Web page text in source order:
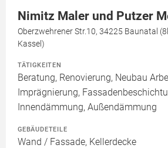
Nimitz Maler und Putzer
Oberzwehrener Str.10, 34225 Baunatal
Kassel)
TÄTIGKEITEN
Beratung, Renovierung, Neubau
Imprägnierung,
Innendämmung, Außendämmung
GEBÄUDETEILE
Wand / Fassade, Kellerdecke